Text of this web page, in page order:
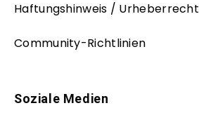
Haftungshinweis / Urheberrecht
Community-Richtlinien
Soziale Medien